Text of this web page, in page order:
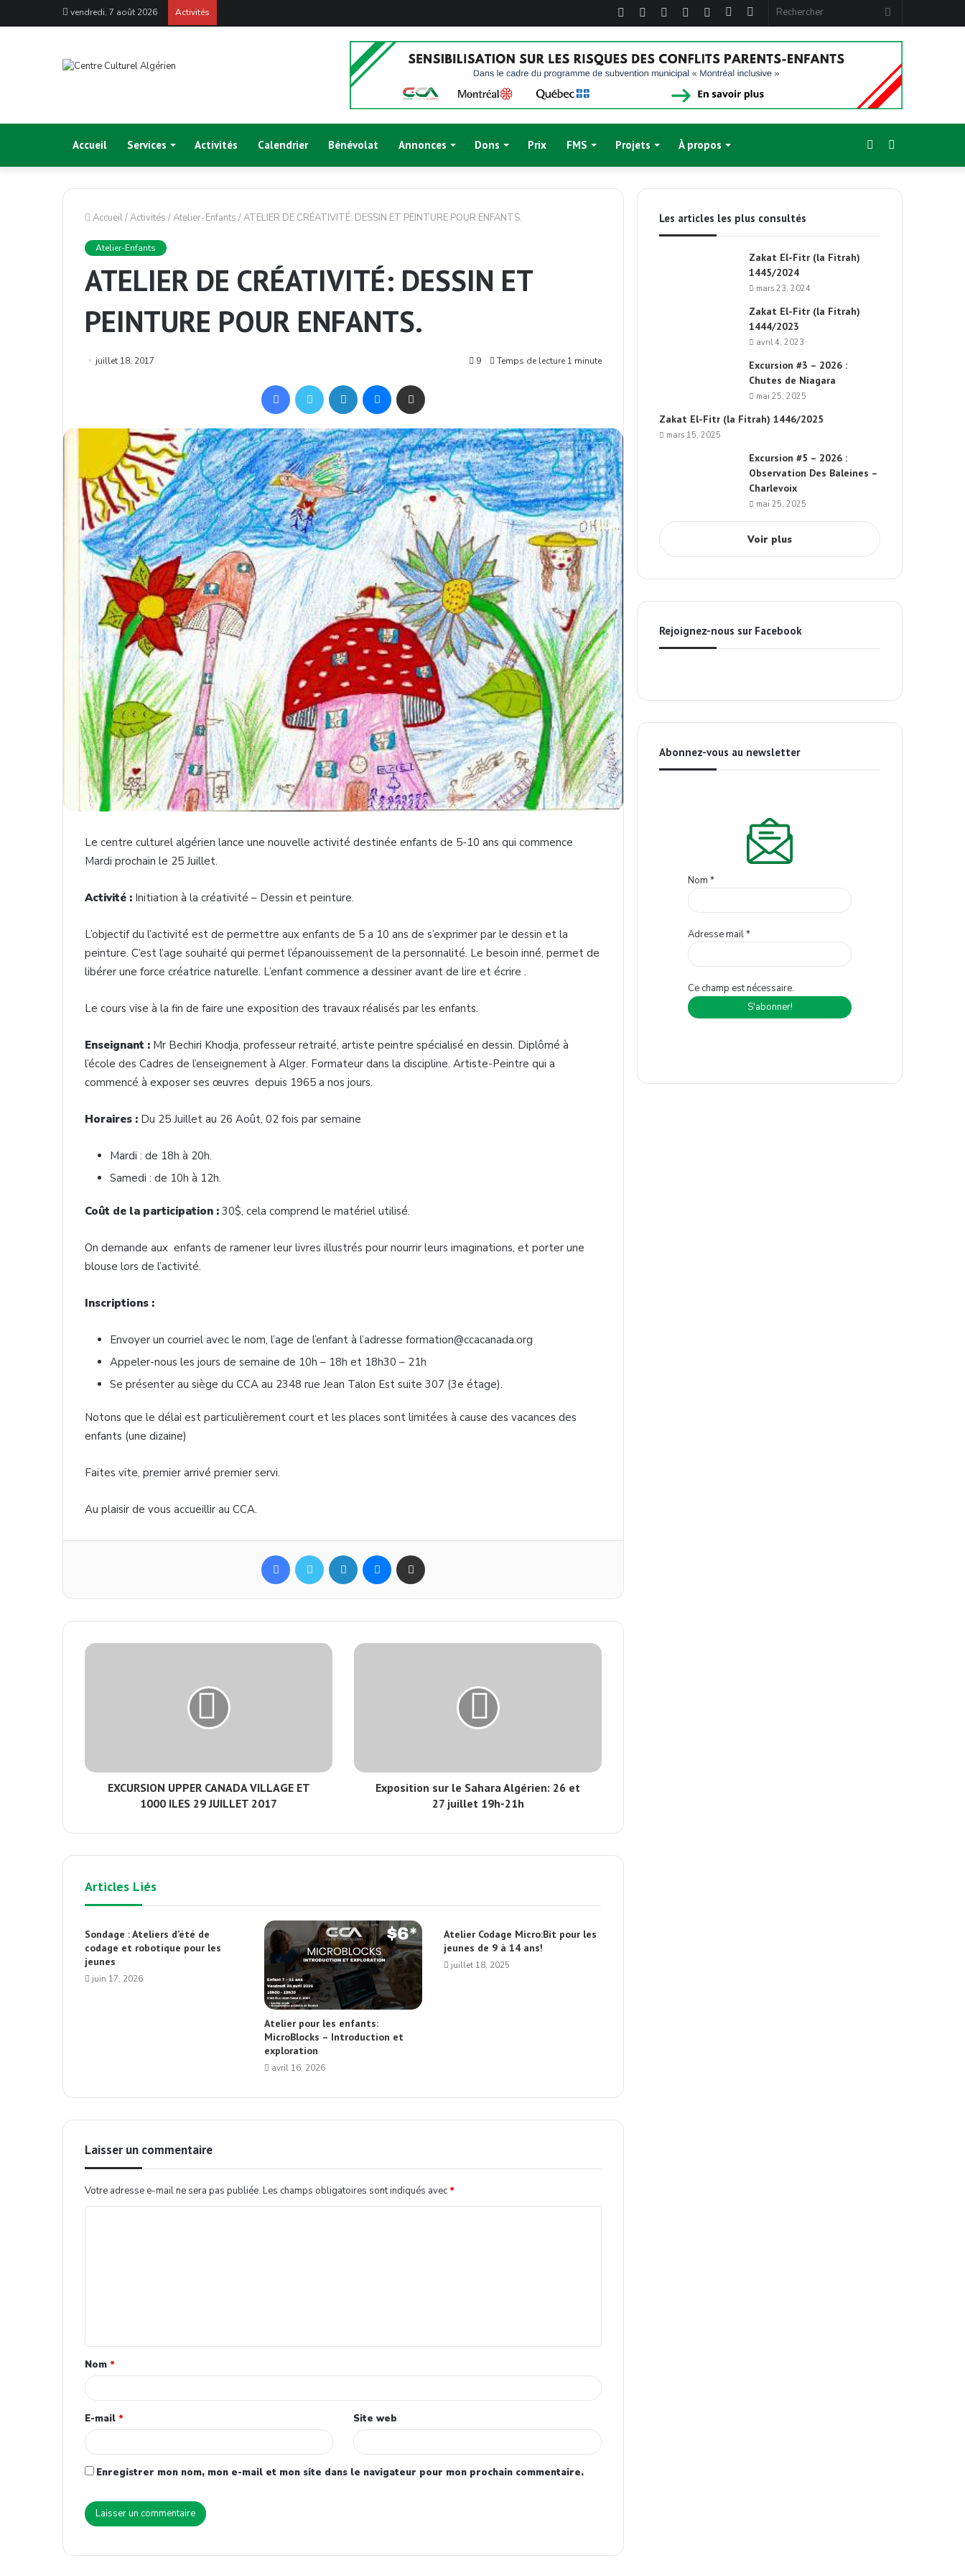
vendredi, 7 août 2026 Activités
Sidebar
(barre
latérale)
Article
Aléatoire
Instagram
YouTube
Linkedin
Twitter
Facebook
Accueil Services Activités Calendrier Bénévolat Annonces Dons Prix FMS Projets À propos
skin
Sidebar
(barre
Accueil/Activités /Atelier-Enfants /ATELIER DE CRÉATIVITÉ: DESSIN ET PEINTURE POUR ENFANTS.
Atelier-Enfants
ATELIER DE CRÉATIVITÉ: DESSIN ET
PEINTURE POUR ENFANTS.
juillet 18, 2017 9 Temps de lecture 1 minute
Le centre culturel algérien lance une nouvelle activité destinée enfants de 5-10 ans qui commence
Mardi prochain le 25 Juillet.
Activité : Initiation à la créativité – Dessin et peinture.
L’objectif du l’activité est de permettre aux enfants de 5 a 10 ans de s’exprimer par le dessin et la
peinture. C’est l’age souhaité qui permet l’épanouissement de la personnalité. Le besoin inné, permet de
libérer une force créatrice naturelle. L’enfant commence a dessiner avant de lire et écrire .
Le cours vise à la fin de faire une exposition des travaux réalisés par les enfants.
Enseignant : Mr Bechiri Khodja, professeur retraité, artiste peintre spécialisé en dessin. Diplômé à
l’école des Cadres de l’enseignement à Alger. Formateur dans la discipline. Artiste-Peintre qui a
commencé à exposer ses œuvres depuis 1965 a nos jours.
Horaires : Du 25 Juillet au 26 Août, 02 fois par semaine
Mardi : de 18h à 20h.
Samedi : de 10h à 12h.
Coût de la participation : 30$, cela comprend le matériel utilisé.
On demande aux enfants de ramener leur livres illustrés pour nourrir leurs imaginations, et porter une
blouse lors de l’activité.
Inscriptions :
Envoyer un courriel avec le nom, l’age de l’enfant à l’adresse formation@ccacanada.org
Appeler-nous les jours de semaine de 10h – 18h et 18h30 – 21h
Se présenter au siège du CCA au 2348 rue Jean Talon Est suite 307 (3e étage).
Notons que le délai est particulièrement court et les places sont limitées à cause des vacances des
enfants (une dizaine)
Faites vite, premier arrivé premier servi.
Au plaisir de vous accueillir au CCA.
EXCURSION UPPER CANADA VILLAGE ET
1000 ILES 29 JUILLET 2017
Exposition sur le Sahara Algérien: 26 et
27 juillet 19h-21h
Articles Liés
Sondage : Ateliers d’été de
codage et robotique pour les
jeunes
juin 17, 2026
Atelier pour les enfants:
MicroBlocks – Introduction et
exploration
avril 16, 2026
Atelier Codage Micro:Bit pour les
jeunes de 9 à 14 ans!
juillet 18, 2025
Laisser un commentaire
Votre adresse e-mail ne sera pas publiée. Les champs obligatoires sont indiqués avec *
Nom *
E-mail * Site web
Enregistrer mon nom, mon e-mail et mon site dans le navigateur pour mon prochain commentaire.
Les articles les plus consultés
Zakat El-Fitr (la Fitrah)
1445/2024
mars 23, 2024
Zakat El-Fitr (la Fitrah)
1444/2023
avril 4, 2023
Excursion #3 – 2026 :
Chutes de Niagara
mai 25, 2025
Zakat El-Fitr (la Fitrah) 1446/2025
mars 15, 2025
Excursion #5 – 2026 :
Observation Des Baleines –
Charlevoix
mai 25, 2025
Voir plus
Rejoignez-nous sur Facebook
Abonnez-vous au newsletter
Nom*
Adresse mail*
Ce champ est nécessaire.